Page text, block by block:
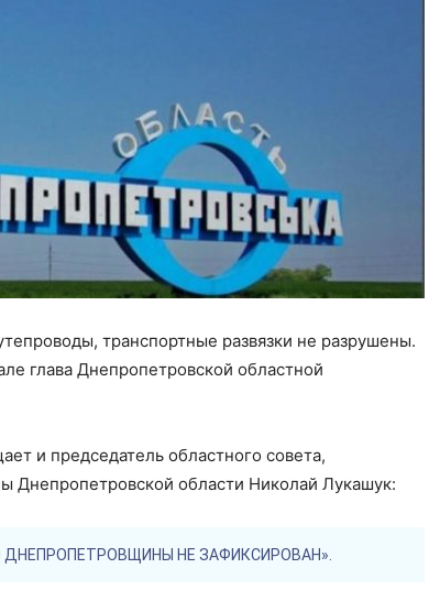
транспортные развязки не разрушены.
глава Днепропетровской областной
и председатель областного совета,
Днепропетровской области Николай Лукашук:
НЕ ЗАФИКСИРОВАН».